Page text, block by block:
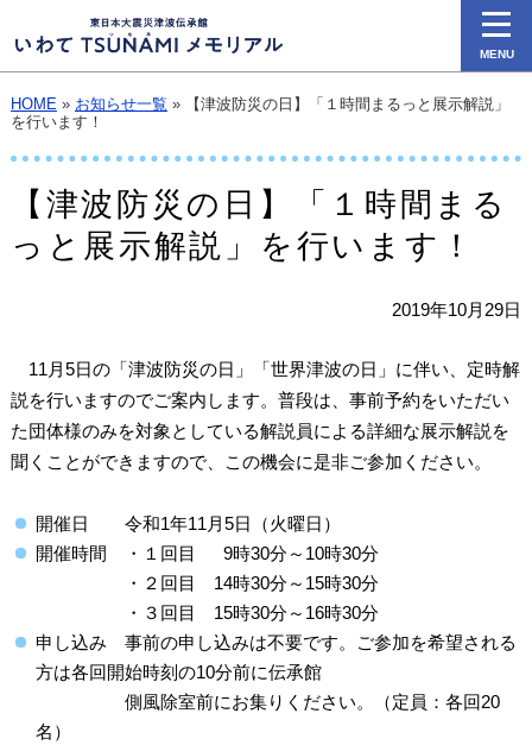
HOME» お知らせ一覧 » 【津波防災の日】「１時間まるっと展示解説」
を行います！
【津波防災の日】「１時間まる
っと展示解説」を行います！
2019年10月29日
11月5日の「津波防災の日」「世界津波の日」に伴い、定時解
説を行いますのでご案内します。普段は、事前予約をいただい
た団体様のみを対象としている解説員による詳細な展示解説を
聞くことができますので、この機会に是非ご参加ください。
開催日 令和1年11月5日（火曜日）
開催時間 ・１回目 9時30分～10時30分
・２回目 14時30分～15時30分
・３回目 15時30分～16時30分
申し込み 事前の申し込みは不要です。ご参加を希望される
方は各回開始時刻の10分前に伝承館
側風除室前にお集りください。（定員：各回20
名）
MENU